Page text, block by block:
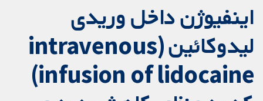
اینفیوژن داخل وریدی
لیدوکائین (intravenous
infusion of lidocaine)